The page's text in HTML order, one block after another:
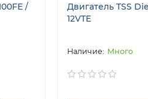
/
Двигатель TSS
12VTE
Много